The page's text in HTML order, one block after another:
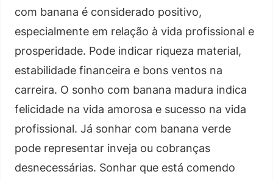
com banana é considerado positivo,
especialmente em relação à vida profissional e
prosperidade. Pode indicar riqueza material,
estabilidade financeira e bons ventos na
carreira. O sonho com banana madura indica
felicidade na vida amorosa e sucesso na vida
profissional. Já sonhar com banana verde
pode representar inveja ou cobranças
desnecessárias. Sonhar que está comendo